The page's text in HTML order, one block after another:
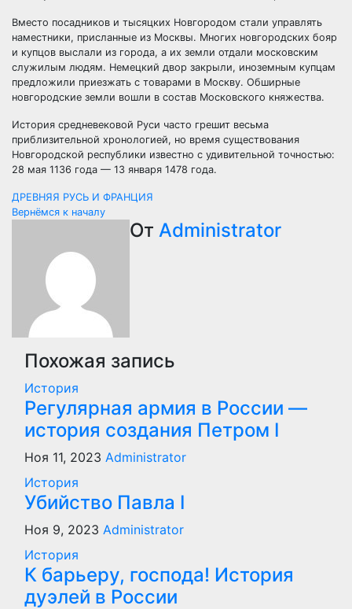
Вместо посадников и тысяцких Новгородом стали управлять
наместники, присланные из Москвы. Многих новгородских бояр
и купцов выслали из города, а их земли отдали московским
служилым людям. Немецкий двор закрыли, иноземным купцам
предложили приезжать с товарами в Москву. Обширные
новгородские земли вошли в состав Московского княжества.
История средневековой Руси часто грешит весьма
приблизительной хронологией, но время существования
Новгородской республики известно с удивительной точностью:
28 мая 1136 года — 13 января 1478 года.
Навигация
записям
ДРЕВНЯЯ РУСЬ И ФРАНЦИЯ
Вернёмся к началу
От Administrator
Похожая запись
История
Регулярная армия в России —
история создания Петром I
Ноя 11, 2023 Administrator
История
Убийство Павла I
Ноя 9, 2023 Administrator
История
К барьеру, господа! История
дуэлей в России